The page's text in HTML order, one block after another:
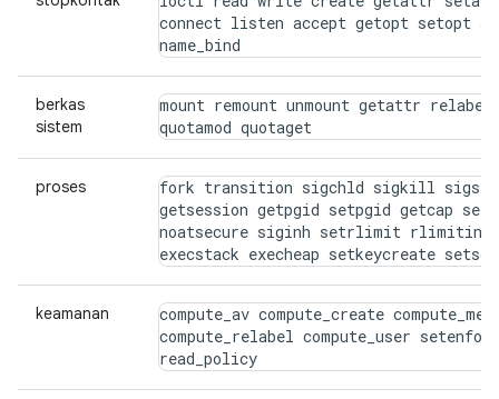
connect listen accept getopt setopt
name_bind
berkas
sistem
mount remount unmount getattr
quotamod quotaget
proses
fork transition sigchld sigkill
getsession getpgid setpgid getcap
noatsecure siginh setrlimit rlimitinh
execstack execheap setkeycreate
keamanan
compute_av compute_create
compute_relabel compute_user
read_policy